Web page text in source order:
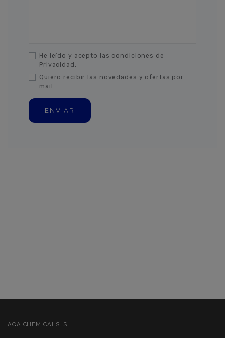
He leído y acepto las condiciones de
Privacidad.
Quiero recibir las novedades y ofertas por
mail
AQA CHEMICALS, S.L.